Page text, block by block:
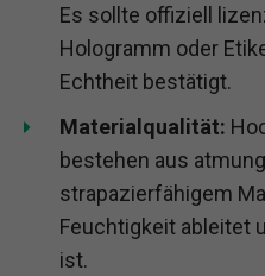
Es sollte offiziell
Hologramm oder
Echtheit bestätigt.
Materialqualität:
bestehen aus
strapazierfähigem
Feuchtigkeit ableitet
ist.